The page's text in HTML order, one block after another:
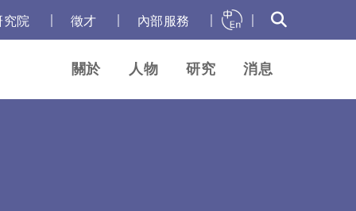
究院 徵才 內部服務
關於 人物 研究 消息